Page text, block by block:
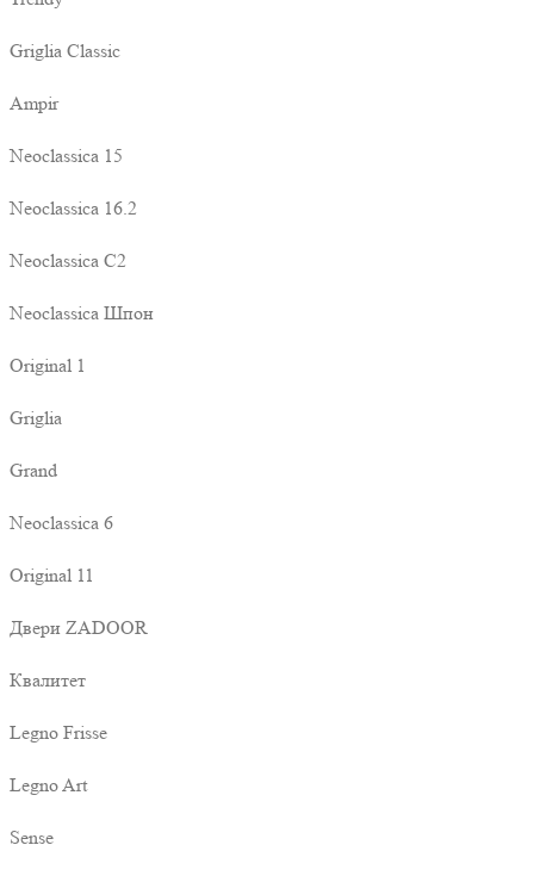
Griglia Classic
Ampir
Neoclassica 15
Neoclassica 16.2
Neoclassica C2
Neoclassica Шпон
Original 1
Griglia
Grand
Neoclassica 6
Original 11
Двери ZADOOR
Квалитет
Legno Frisse
Legno Art
Sense